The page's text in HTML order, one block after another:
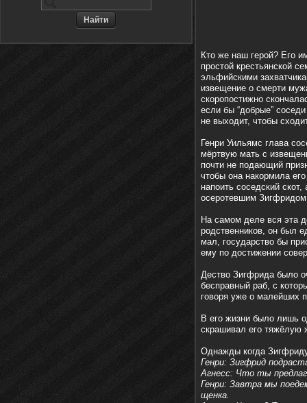
Кто же наш герой? Его
простой крестьянской
эльфийскими
извещение о смерти
скоропостижно
если бы “добрые”
не выходит, чтобы
Генри Уильямс глава
мёртвую мать с
почти не подающий
чтобы она накормила
напоить соседский
осеротевшим
На самом деле вся эта
родственников, он был
мал, государство бы
ему по достижении
Дество Зигфрида было
бесправный раб, с
говоря уже о малейших
В его жизни было лишь
скрашивал его тяжёлую
Однажды когда
Генри: Зигфрид
Агнесс: Что ты
Генри: Завтра мы
щенка.